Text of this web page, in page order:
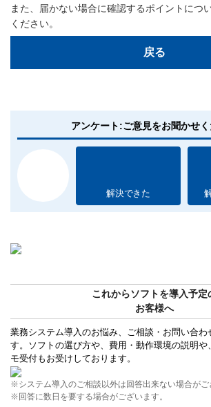
また、届かない場合に確認するポイントにつ
ください。
戻る
アンケート:ご意見をお聞かせ
解決できた
これからソフトを導入予定
お客様へ
業務システム導入のお悩み、ご相談・お問い合わ
す。ソフトの選び方や、費用・動作環境の説明
モ受付もお受けしております。
※システム導入のご相談以外は回答出来ない場合がご
※回答に数日を要する場合がございます。